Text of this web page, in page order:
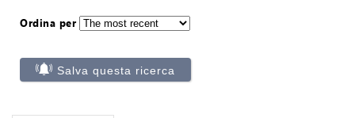
Ordina per
Salva questa ricerca